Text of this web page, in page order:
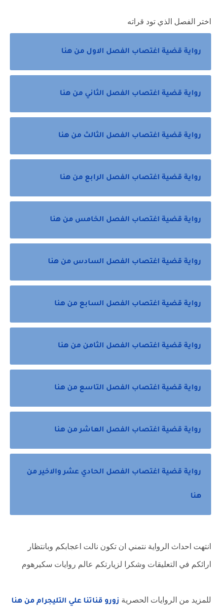
اختر الفصل الذي تود قراته
رواية قضية اغتصاب الفصل الاول من هنا
رواية قضية اغتصاب الفصل الثاني من هنا
رواية قضية اغتصاب الفصل الثالث من هنا
رواية قضية اغتصاب الفصل الرابع من هنا
رواية قضية اغتصاب الفصل الخامس من هنا
رواية قضية اغتصاب الفصل السادس من هنا
رواية قضية اغتصاب الفصل السابع من هنا
رواية قضية اغتصاب الفصل الثامن من هنا
رواية قضية اغتصاب الفصل التاسع من هنا
رواية قضية اغتصاب الفصل العاشر من هنا
رواية قضية اغتصاب الفصل الحادي عشر والاخير من
هنا
انتهت احداث الرواية نتمني ان تكون نالت اعجابكم وبانتظار
ارائكم في التعليقات وشكرا لزيارتكم عالم روايات سكيرهوم
للمزيد من الروايات الحصرية زورو قناتنا علي التليجرام من هنا